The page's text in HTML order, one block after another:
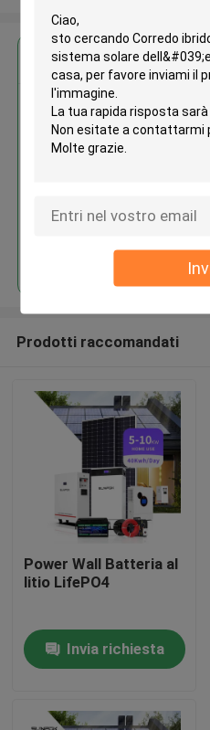
Prodotti
Video
Ottieni il
Corredo
10kwh
Continua
Prodotti raccomandati
Power Wall Batteria al
litio LifePO4
Invia richiesta